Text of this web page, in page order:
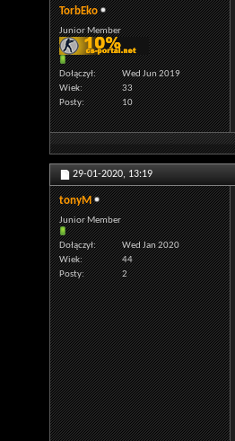
TorbEko
Junior Member
Dołączył
Wed Jun 2019
Wiek
33
Posty
10
29-01-2020, 13:19
tonyM
Junior Member
Dołączył
Wed Jan 2020
Wiek
44
Posty
2